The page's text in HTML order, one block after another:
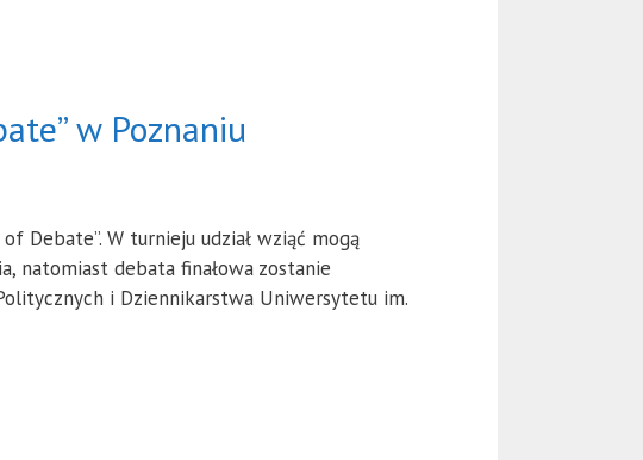
w Poznaniu
Debate”. W turnieju udział wziąć mogą
natomiast debata finałowa zostanie
i Dziennikarstwa Uniwersytetu im.